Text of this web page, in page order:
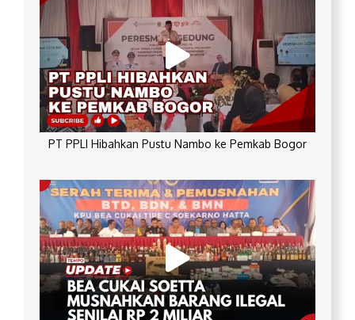
PT PPLI Hibahkan Pustu Nambo ke Pemkab Bogor